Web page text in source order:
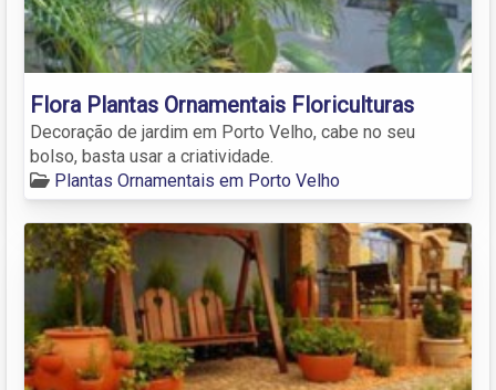
Flora Plantas Ornamentais Floriculturas
Decoração de jardim em Porto Velho, cabe no seu
bolso, basta usar a criatividade.
Plantas Ornamentais em Porto Velho